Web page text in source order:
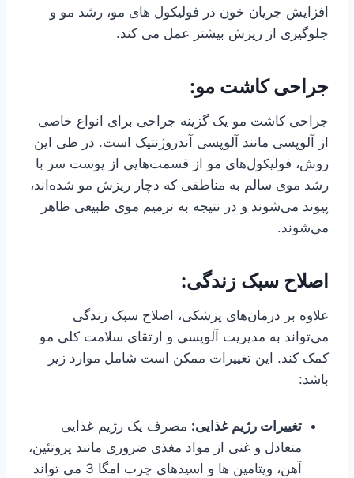
افزایش جریان خون در فولیکول های مو، رشد مو و
جلوگیری از ریزش بیشتر عمل می کند.
جراحی کاشت مو:
جراحی کاشت مو یک گزینه جراحی برای انواع خاصی
از آلوپسی مانند آلوپسی آندروژنتیک است. در طی این
روش، فولیکول‌های مو از قسمت‌هایی از پوست سر با
رشد موی سالم به مناطقی که دچار ریزش مو شده‌اند،
پیوند می‌شوند و در نتیجه به ترمیم موی طبیعی ظاهر
می‌شوند.
اصلاح سبک زندگی:
علاوه بر درمان‌های پزشکی، اصلاح سبک زندگی
می‌تواند به مدیریت آلوپسی و ارتقای سلامت کلی مو
کمک کند. این تغییرات ممکن است شامل موارد زیر
باشد:
تغییرات رژیم غذایی: مصرف یک رژیم غذایی
متعادل و غنی از مواد مغذی ضروری مانند پروتئین،
آهن، ویتامین ها و اسیدهای چرب امگا 3 می تواند